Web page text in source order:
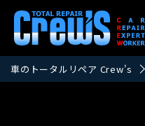
車のトータルリペア Crew's